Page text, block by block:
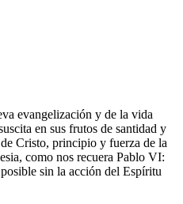
evangelización y de la vida
en sus frutos de santidad y
Cristo, principio y fuerza de la
como nos recuera Pablo VI:
sin la acción del Espíritu